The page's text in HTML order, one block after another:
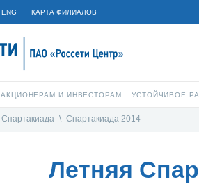
ENG КАРТА ФИЛИАЛОВ
АКЦИОНЕРАМ И ИНВЕСТОРАМ УСТОЙЧИВОЕ
Спартакиада \ Спартакиада 2014
Летняя